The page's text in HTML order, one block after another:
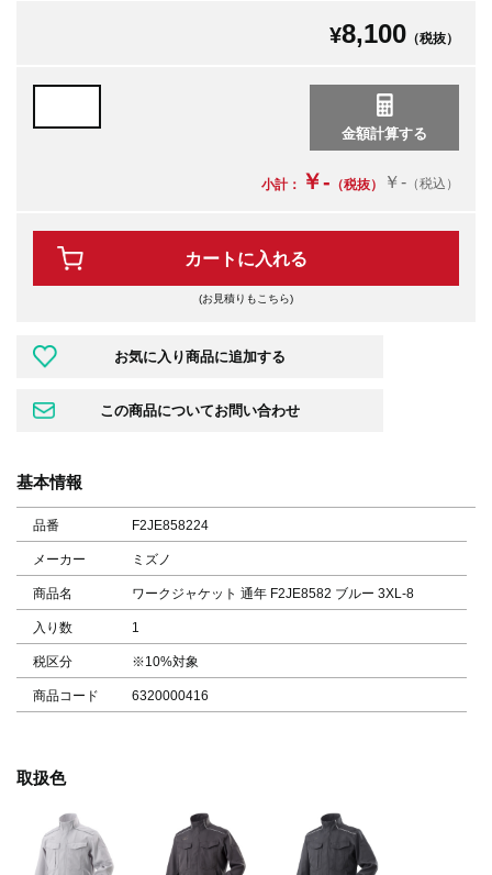
¥8,100 （税抜）
小計： ￥- （税抜） ￥- （税込）
カートに入れる
(お見積りもこちら)
基本情報
品番 F2JE858224
メーカー ミズノ
商品名 ワークジャケット 通年 F2JE8582 ブルー 3XL-8
入り数 1
税区分 ※10%対象
商品コード 6320000416
取扱色